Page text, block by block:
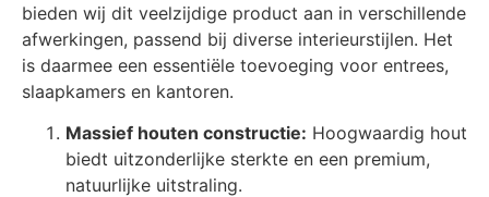
bieden wij dit veelzijdige product aan in verschillende
afwerkingen, passend bij diverse interieurstijlen. Het
is daarmee een essentiële toevoeging voor entrees,
slaapkamers en kantoren.
Massief houten constructie: Hoogwaardig hout
biedt uitzonderlijke sterkte en een premium,
natuurlijke uitstraling.